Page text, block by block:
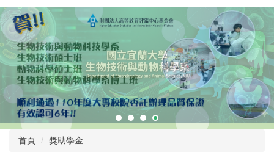
區
首頁 獎助學金